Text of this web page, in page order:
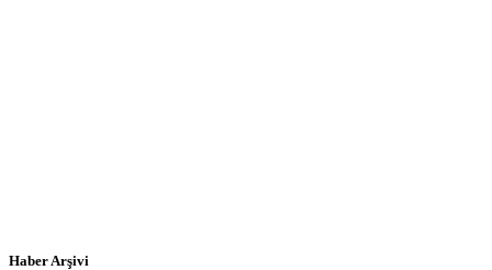
Haber Arşivi